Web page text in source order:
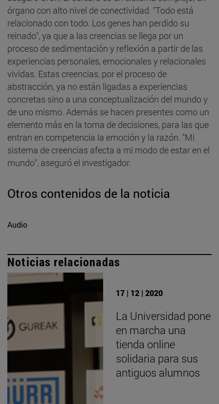
órgano con alto nivel de conectividad. "Todo está
relacionado con todo. Los genes han perdido su
reinado", ya que a las creencias se llega por un
proceso de sedimentación y reflexión a partir de las
experiencias personales, emocionales y relacionales
vividas. Estas creencias, por el proceso de
abstracción, ya no están ligadas a experiencias
concretas sino a una conceptualización del mundo y
de uno mismo. Además se hacen presentes como un
elemento más en la toma de decisiones, para las que
entran en competencia la emoción y la razón. "Mi
sistema de creencias afecta a mi modo de estar en el
mundo", aseguró el investigador.
Otros contenidos de la noticia
Audio
Noticias relacionadas
17 | 12 | 2020
La Universidad pone
en marcha una
tienda online
solidaria para sus
antiguos alumnos